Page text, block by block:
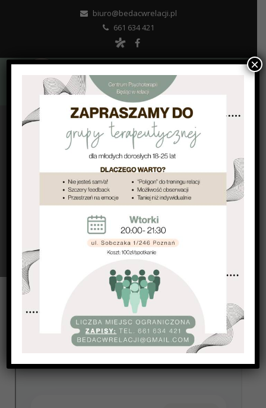
biuro@bedacwrelacji.pl
661 634 421
UMÓW WIZYTĘ
FORMULARZ REZERWACJI
×